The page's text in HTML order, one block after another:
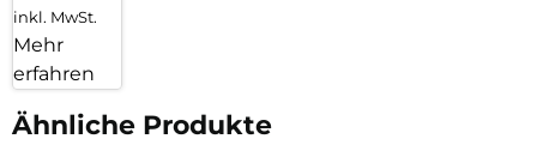
inkl. MwSt.
Mehr
erfahren
Ähnliche Produkte